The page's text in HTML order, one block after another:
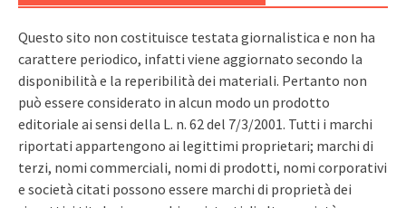
Questo sito non costituisce testata giornalistica e non ha
carattere periodico, infatti viene aggiornato secondo la
disponibilità e la reperibilità dei materiali. Pertanto non
può essere considerato in alcun modo un prodotto
editoriale ai sensi della L. n. 62 del 7/3/2001. Tutti i marchi
riportati appartengono ai legittimi proprietari; marchi di
terzi, nomi commerciali, nomi di prodotti, nomi corporativi
e società citati possono essere marchi di proprietà dei